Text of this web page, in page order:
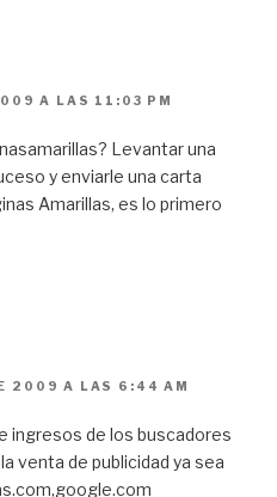
A LAS 11:03 PM
Levantar una
y enviarle una carta
Amarillas, es lo primero
2009 A LAS 6:44 AM
ingresos de los buscadores
venta de publicidad ya sea